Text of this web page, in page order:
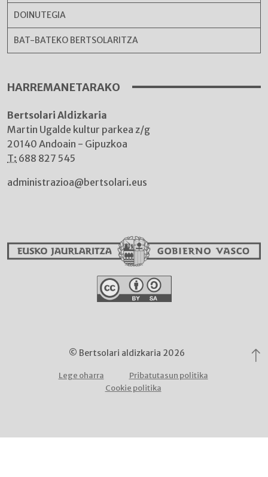
DOINUTEGIA
BAT-BATEKO BERTSOLARITZA
HARREMANETARAKO
Bertsolari Aldizkaria
Martin Ugalde kultur parkea z/g
20140 Andoain - Gipuzkoa
T: 688 827 545
administrazioa@bertsolari.eus
© Bertsolari aldizkaria 2026
Lege oharra
Pribatutasun politika
Cookie politika